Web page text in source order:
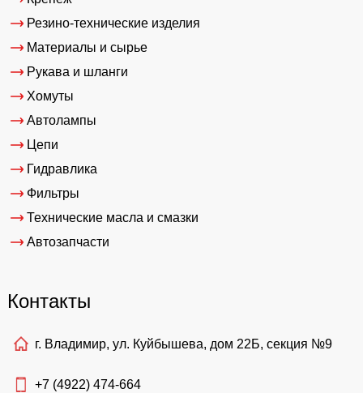
Резино-технические изделия
Материалы и сырье
Рукава и шланги
Хомуты
Автолампы
Цепи
Гидравлика
Фильтры
Технические масла и смазки
Автозапчасти
Контакты
г. Владимир, ул. Куйбышева, дом 22Б, секция №9
+7 (4922) 474-664